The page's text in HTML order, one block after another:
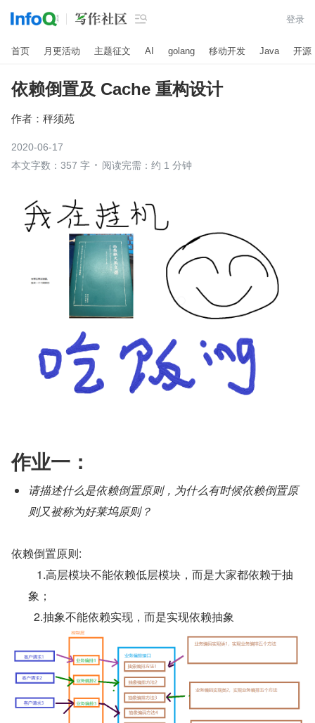
 登录
首页 月更活动 主题征文 AI golang 移动开发 Java 开源
依赖倒置及 Cache 重构设计
作者： 秤须苑
2020-06-17
本文字数：357 字
阅读完需：约 1 分钟
作业一：
请描述什么是依赖倒置原则，为什么有时候依赖倒置原
则又被称为好莱坞原则？
依赖倒置原则:
象；
2.抽象不能依赖实现，而是实现依赖抽象